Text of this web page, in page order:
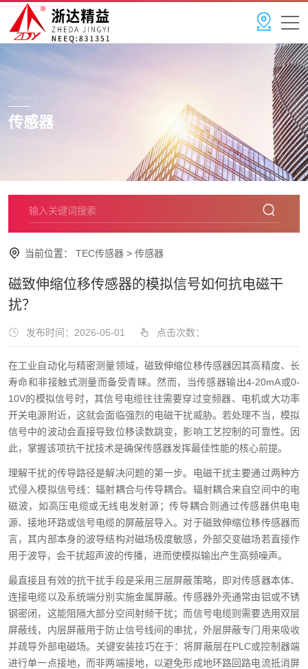
Sensor
传感器
当前位置： TEC传感器 > 传感器
磁致伸缩位移传感器的模拟信号如何抗电磁干
扰？
发布时间：2026-05-01 点击次数：
在工业自动化与精密测量领域，磁致伸缩位移传感器因其高精度、长
寿命和非接触式测量而备受青睐。然而，当传感器输出4-20mA或0-
10V的模拟信号时，其信号电缆往往需要穿过变频器、电机或大功率
开关电源附近，这就会面临强烈的电磁干扰威胁。若处理不当，模拟
信号中的波动会直接导致位移读数跳变，影响工艺控制的可靠性。因
此，掌握该项抗干扰技术是确保传感器发挥最佳性能的核心前提。
理解干扰的传导路径是解决问题的第一步。电磁干扰主要通过两种方
式侵入模拟信号线：辐射耦合与传导耦合。辐射耦合来自空间中的电
磁波，如高压电缆或无线电发射源；传导耦合则通过传感器供电电
源、接地环路或信号电缆的屏蔽层导入。对于磁致伸缩位移传感器而
言，其内部本身的波导结构对磁场极度敏感，外部交变磁场若直接作
用于波导，会干扰超声波的传播，进而使模拟输出产生高频噪声。
最直接且有效的抗干扰手段是采用三层屏蔽策略，即对传感器本体、
连接电缆以及系统端分别实施金属屏蔽。传感器外壳通常由铝或不锈
钢密闭，这能阻隔大部分空间射频干扰；而信号电缆则需要选用双层
屏蔽线，内层屏蔽用于防止信号线间的串扰，外层屏蔽专门用来吸收
并疏导外部电磁场。关键安装技巧在于：将屏蔽层在PLC或控制器端
进行单一点接地，而非两端接地，以避免形成地环路回路电流抵消屏